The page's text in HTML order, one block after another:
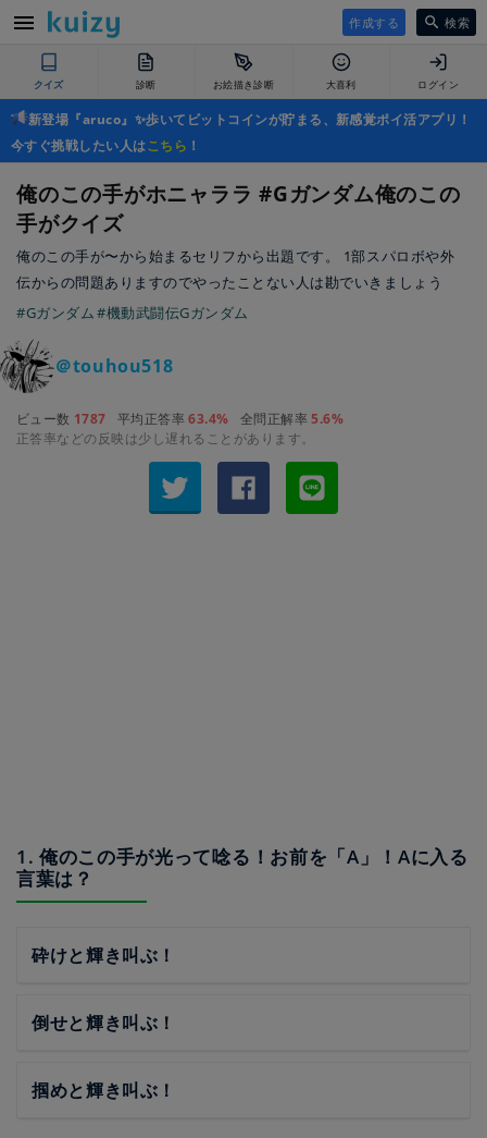
作成する 検索
クイズ 診断 お絵描き診断 大喜利 ログイン
新登場『aruco』✨歩いてビットコインが貯まる、新感覚ポイ活アプリ！
今すぐ挑戦したい人はこちら ！
俺のこの手がホニャララ #Gガンダム俺のこの
手がクイズ
俺のこの手が〜から始まるセリフから出題です。 1部スパロボや外
伝からの問題ありますのでやったことない人は勘でいきましょう
#Gガンダム#機動武闘伝Gガンダム
＠touhou518
ビュー数 1787 平均正答率63.4% 全問正解率5.6%
正答率などの反映は少し遅れることがあります。
1. 俺のこの手が光って唸る！お前を「A」！Aに入る
言葉は？
砕けと輝き叫ぶ！
倒せと輝き叫ぶ！
掴めと輝き叫ぶ！